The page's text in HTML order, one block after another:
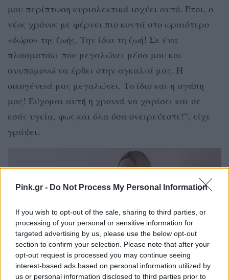
Pink.gr - Do Not Process My Personal Information
If you wish to opt-out of the sale, sharing to third parties, or
processing of your personal or sensitive information for
targeted advertising by us, please use the below opt-out
section to confirm your selection. Please note that after your
opt-out request is processed you may continue seeing
interest-based ads based on personal information utilized by
us or personal information disclosed to third parties prior to
μου περίπτωση κυριολεκτικά ισχύει αυτό. Έτσι, ο
νέος χρόνος με φέρνει πιο κοντά στο ωραιότερο
«δώρο» της ζωής. Την ίδια τη ζωή! Σε ένα
πλασματάκι που μεγαλώνει μέσα μου και
ανυπομονώ να έρθει στην αγκαλιά μας. Η
οικογένειά μας μεγαλώνει. Το ίδιο και η αγάπη
μας! Εύχομαι αυτή η χρονιά να χαρίσει και σε
εσάς υγεία, φως και όλα όσα ονειρεύεστε!”, είχε
γράψει.